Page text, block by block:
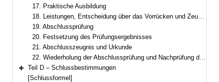
17. Praktische Ausbildung
18. Leistungen, Entscheidung über das Vorrücken und Zeugnisse
19. Abschlussprüfung
20. Festsetzung des Prüfungsergebnisses
21. Abschlusszeugnis und Urkunde
22. Wiederholung der Abschlussprüfung und Nachprüfung der Abschlussprüfung
Bereich erweitern
Teil D – Schlussbestimmungen
[Schlussformel]